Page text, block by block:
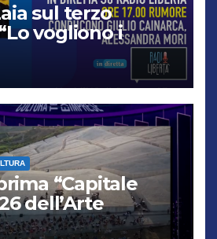
sul terzo
vogliono i
non lo capisce
“Capitale
dell’Arte